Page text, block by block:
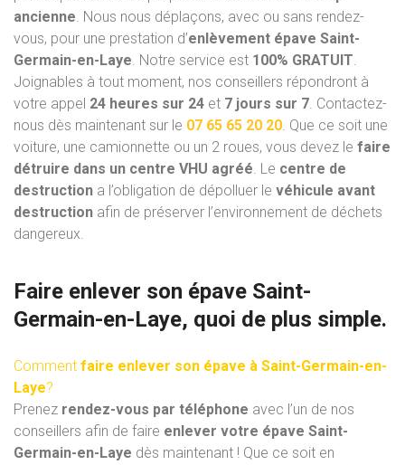
ancienne. Nous nous déplaçons, avec ou sans rendez-
vous, pour une prestation d’enlèvement épave Saint-
Germain-en-Laye. Notre service est 100% GRATUIT.
Joignables à tout moment, nos conseillers répondront à
votre appel 24 heures sur 24 et 7 jours sur 7. Contactez-
nous dès maintenant sur le 07 65 65 20 20. Que ce soit une
voiture, une camionnette ou un 2 roues, vous devez le faire
détruire dans un centre VHU agréé. Le centre de
destruction a l’obligation de dépolluer le véhicule avant
destruction afin de préserver l’environnement de déchets
dangereux.
Faire enlever son épave Saint-
Germain-en-Laye, quoi de plus simple.
Comment faire enlever son épave à Saint-Germain-en-
Laye?
Prenez rendez-vous par téléphone avec l’un de nos
conseillers afin de faire enlever votre épave Saint-
Germain-en-Laye dès maintenant ! Que ce soit en